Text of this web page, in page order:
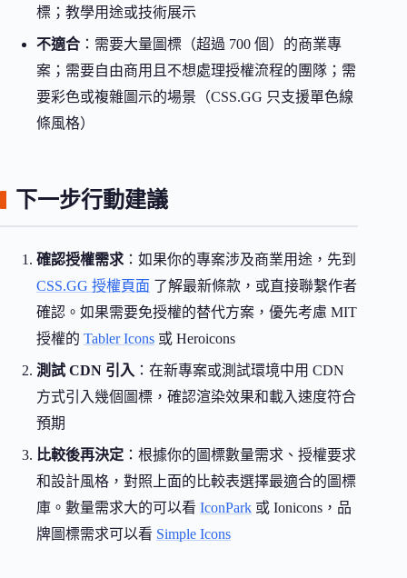
標；教學用途或技術展示
不適合 ：需要大量圖標（超過 700 個）的商業專
案；需要自由商用且不想處理授權流程的團隊；需
要彩色或複雜圖示的場景（CSS.GG 只支援單色線
條風格）
下一步行動建議
確認授權需求 ：如果你的專案涉及商業用途，先到
CSS.GG 授權頁面 了解最新條款，或直接聯繫作者
確認。如果需要免授權的替代方案，優先考慮 MIT
授權的 Tabler Icons 或 Heroicons
測試 CDN 引入 ：在新專案或測試環境中用 CDN
方式引入幾個圖標，確認渲染效果和載入速度符合
預期
比較後再決定 ：根據你的圖標數量需求、授權要求
和設計風格，對照上面的比較表選擇最適合的圖標
庫。數量需求大的可以看 IconPark 或 Ionicons，品
牌圖標需求可以看 Simple Icons